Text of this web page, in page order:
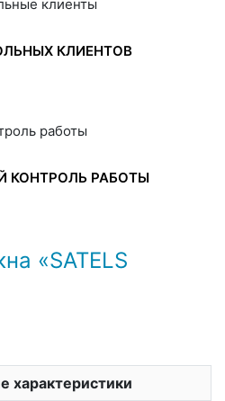
КЛИЕНТОВ
КОНТРОЛЬ РАБОТЫ
«SATELS
характеристики